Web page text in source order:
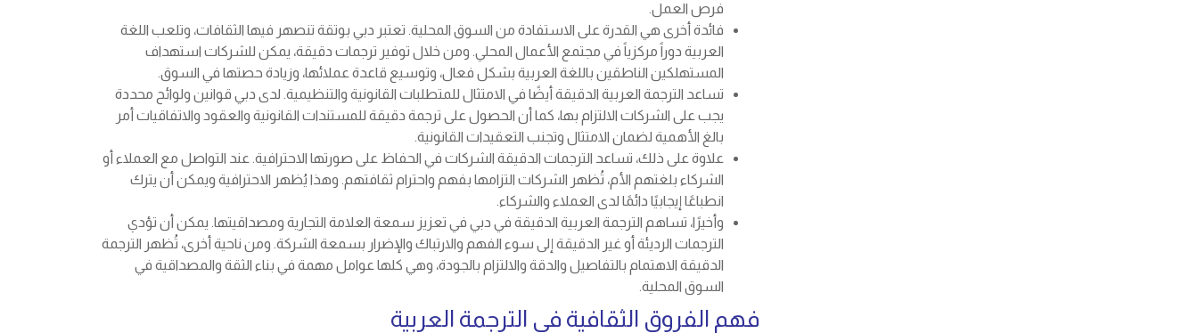
فرص العمل.
فائدة أخرى هي القدرة على الاستفادة من السوق المحلية. تعتبر دبي بوتقة تنصهر فيها الثقافات، وتلعب اللغة
العربية دوراً مركزياً في مجتمع الأعمال المحلي. ومن خلال توفير ترجمات دقيقة، يمكن للشركات استهداف
المستهلكين الناطقين باللغة العربية بشكل فعال، وتوسيع قاعدة عملائها، وزيادة حصتها في السوق.
تساعد الترجمة العربية الدقيقة أيضًا في الامتثال للمتطلبات القانونية والتنظيمية. لدى دبي قوانين ولوائح محددة
يجب على الشركات الالتزام بها، كما أن الحصول على ترجمة دقيقة للمستندات القانونية والعقود والاتفاقيات أمر
بالغ الأهمية لضمان الامتثال وتجنب التعقيدات القانونية.
علاوة على ذلك، تساعد الترجمات الدقيقة الشركات في الحفاظ على صورتها الاحترافية. عند التواصل مع العملاء أو
الشركاء بلغتهم الأم، تُظهر الشركات التزامها بفهم واحترام ثقافتهم. وهذا يُظهر الاحترافية ويمكن أن يترك
انطباعًا إيجابيًا دائمًا لدى العملاء والشركاء.
وأخيرًا، تساهم الترجمة العربية الدقيقة في دبي في تعزيز سمعة العلامة التجارية ومصداقيتها. يمكن أن تؤدي
الترجمات الرديئة أو غير الدقيقة إلى سوء الفهم والارتباك والإضرار بسمعة الشركة. ومن ناحية أخرى، تُظهر الترجمة
الدقيقة الاهتمام بالتفاصيل والدقة والالتزام بالجودة، وهي كلها عوامل مهمة في بناء الثقة والمصداقية في
السوق المحلية.
فهم الفروق الثقافية في الترجمة العربية